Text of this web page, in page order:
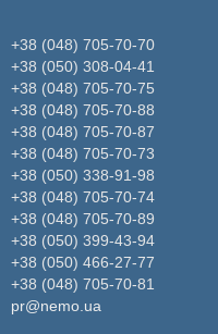
+38 (048) 705-70-70
+38 (050) 308-04-41
+38 (048) 705-70-75
+38 (048) 705-70-88
+38 (048) 705-70-87
+38 (048) 705-70-73
+38 (050) 338-91-98
+38 (048) 705-70-74
+38 (048) 705-70-89
+38 (050) 399-43-94
+38 (050) 466-27-77
+38 (048) 705-70-81
pr@nemo.ua